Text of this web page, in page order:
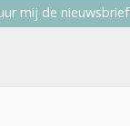
Ja, stuur mij de nieuwsbrief